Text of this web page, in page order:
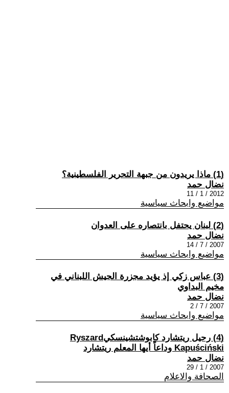
(1) ماذا يريدون من جبهة التحرير الفلسطينية؟
نضال حمد
2012 / 1 / 11
مواضيع وابحاث سياسية
(2) لبنان يحتفل بانتصاره على العدوان
نضال حمد
2007 / 7 / 14
مواضيع وابحاث سياسية
(3) عباس زكي إذ يؤيد مجزرة الجيش اللبناني في
مخيم البداوي
نضال حمد
2007 / 7 / 2
مواضيع وابحاث سياسية
(4) رحيل ريتشارد كابوشتشينسكيRyszard
Kapuściński وداعاً أيها المعلم ريتشارد
نضال حمد
2007 / 1 / 29
الصحافة والاعلام